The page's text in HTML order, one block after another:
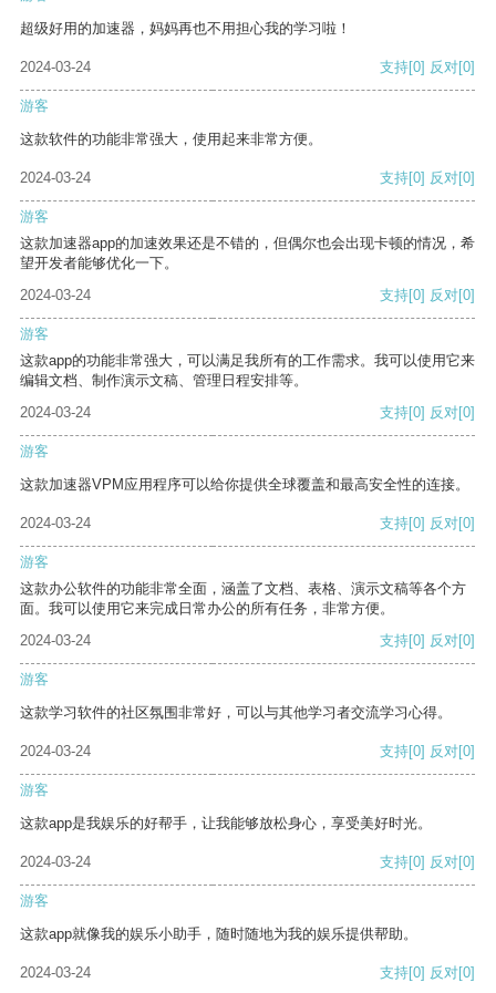
超级好用的加速器，妈妈再也不用担心我的学习啦！
2024-03-24 支持[0] 反对[0]
游客
这款软件的功能非常强大，使用起来非常方便。
2024-03-24 支持[0] 反对[0]
游客
这款加速器app的加速效果还是不错的，但偶尔也会出现卡顿的情况，希
望开发者能够优化一下。
2024-03-24
支持[0] 反对[0]
游客
这款app的功能非常强大，可以满足我所有的工作需求。我可以使用它来
编辑文档、制作演示文稿、管理日程安排等。
2024-03-24
支持[0] 反对[0]
游客
这款加速器VPM应用程序可以给你提供全球覆盖和最高安全性的连接。
2024-03-24 支持[0] 反对[0]
游客
这款办公软件的功能非常全面，涵盖了文档、表格、演示文稿等各个方
面。我可以使用它来完成日常办公的所有任务，非常方便。
2024-03-24
支持[0] 反对[0]
游客
这款学习软件的社区氛围非常好，可以与其他学习者交流学习心得。
2024-03-24 支持[0] 反对[0]
游客
这款app是我娱乐的好帮手，让我能够放松身心，享受美好时光。
2024-03-24 支持[0] 反对[0]
游客
这款app就像我的娱乐小助手，随时随地为我的娱乐提供帮助。
2024-03-24 支持[0] 反对[0]